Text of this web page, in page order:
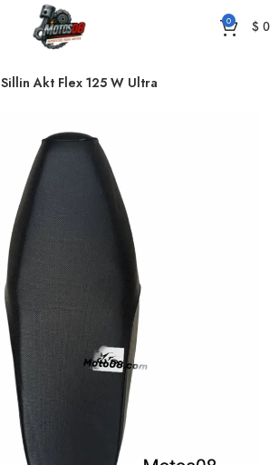
0 $0
Sillin Akt Flex 125 W Ultra